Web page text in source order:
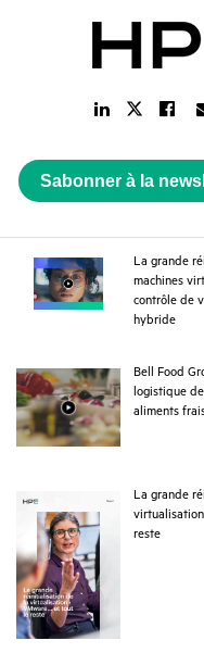
LinkedIn
Link
Twitter
Sabonner à la
La grande
machines
contrôle de
hybride
Bell Food
logistique
aliments
La grande
restepdf